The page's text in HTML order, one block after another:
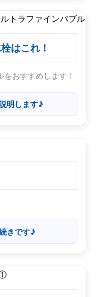
はこれ！
おすすめします！
明します♪
きです♪